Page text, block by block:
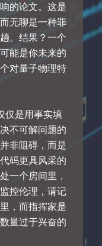
的论文。这是
无聊是一种罪
。结果？一个
能是你未来的
对量子物理特
仅是用事实填
不可解问题的
非阻碍，而是
码更具风采的
一个房间里，
控伦理，请记
，而指挥家是
量过于兴奋的